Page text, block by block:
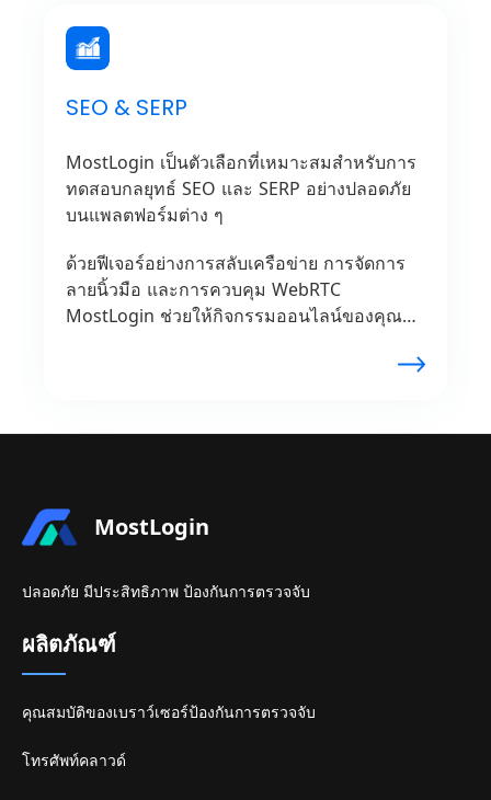
SEO & SERP
MostLogin เป็นตัวเลือกที่เหมาะสมสำหรับการ
ทดสอบกลยุทธ์ SEO และ SERP อย่างปลอดภัย
บนแพลตฟอร์มต่าง ๆ
ด้วยฟีเจอร์อย่างการสลับเครือข่าย การจัดการ
ลายนิ้วมือ และการควบคุม WebRTC
MostLogin ช่วยให้กิจกรรมออนไลน์ของคุณ
MostLogin
ปลอดภัย มีประสิทธิภาพ ป้องกันการตรวจจับ
ผลิตภัณฑ์
คุณสมบัติของเบราว์เซอร์ป้องกันการตรวจจับ
โทรศัพท์คลาวด์